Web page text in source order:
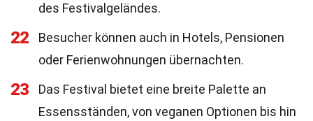
des Festivalgeländes.
22
Besucher können auch in Hotels, Pensionen
oder Ferienwohnungen übernachten.
23
Das Festival bietet eine breite Palette an
Essensständen, von veganen Optionen bis hin